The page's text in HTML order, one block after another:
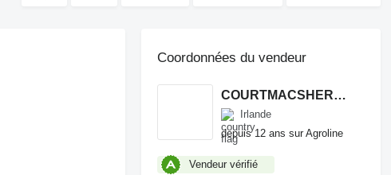
Coordonnées du vendeur
COURTMACSHERRY MACHINERY LTD
Irlande
depuis 12 ans sur Agroline
Vendeur vérifié